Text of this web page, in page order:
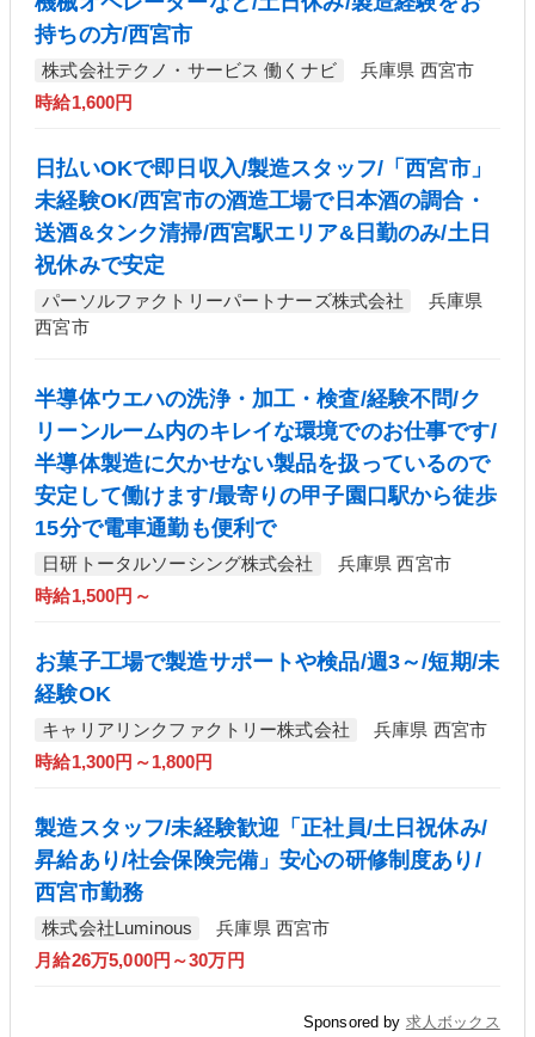
持ちの方/西宮市
株式会社テクノ・サービス 働くナビ
兵庫県 西宮市
時給1,600円
日払いOKで即日収入/製造スタッフ/「西宮市」
未経験OK/西宮市の酒造工場で日本酒の調合・
送酒&タンク清掃/西宮駅エリア&日勤のみ/土日
祝休みで安定
パーソルファクトリーパートナーズ株式会社
兵庫県
西宮市
半導体ウエハの洗浄・加工・検査/経験不問/ク
リーンルーム内のキレイな環境でのお仕事です/
半導体製造に欠かせない製品を扱っているので
安定して働けます/最寄りの甲子園口駅から徒歩
15分で電車通勤も便利で
日研トータルソーシング株式会社
兵庫県 西宮市
時給1,500円～
お菓子工場で製造サポートや検品/週3～/短期/未
経験OK
キャリアリンクファクトリー株式会社
兵庫県 西宮市
時給1,300円～1,800円
製造スタッフ/未経験歓迎「正社員/土日祝休み/
昇給あり/社会保険完備」安心の研修制度あり/
西宮市勤務
株式会社Luminous
兵庫県 西宮市
月給26万5,000円～30万円
Sponsored by 求人ボックス